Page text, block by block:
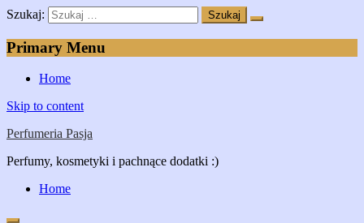
Szukaj:
Primary Menu
Home
Skip to content
Perfumeria Pasja
Perfumy, kosmetyki i pachnące dodatki :)
Home